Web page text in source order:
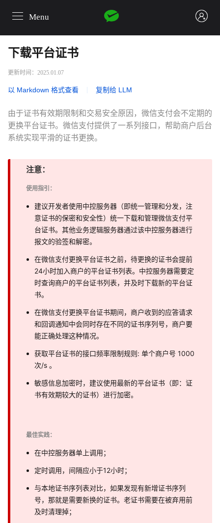
Menu
下载平台证书
更新时间：2025.01.07
以 Markdown 格式查看 复制给 LLM
由于证书有效期限制和交易安全原因，微信支付会不定期的
更换平台证书。微信支付提供了一系列接口，帮助商户后台
系统实现平滑的证书更换。
注意：
使用指引：
建议开发者使用中控服务器（即统一管理和分发，注
意证书的保密和安全性）统一下载和管理微信支付平
台证书。其他业务逻辑服务器通过该中控服务器进行
报文的验签和解密。
在微信支付更换平台证书之前，待更换的证书会提前
24小时加入商户的平台证书列表。中控服务器需要定
时查询商户的平台证书列表，并及时下载新的平台证
书。
在微信支付更换平台证书期间，商户收到的应答请求
和回调通知中会同时存在不同的证书序列号，商户要
能正确处理这种情况。
获取平台证书的接口频率限制规则: 单个商户号 1000
次/s 。
敏感信息加密时，建议使用最新的平台证书（即：证
书有效期较大的证书）进行加密。
最佳实践：
在中控服务器单上调用；
定时调用，间隔应小于12小时；
与本地证书序列表对比，如果发现有新增证书序列
号，那就是需要新换的证书。老证书需要在被弃用前
及时清理掉；